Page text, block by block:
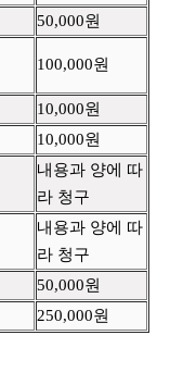
50,000원
100,000원
10,000원
10,000원
내용과 양에 따
라 청구
내용과 양에 따
라 청구
50,000원
250,000원